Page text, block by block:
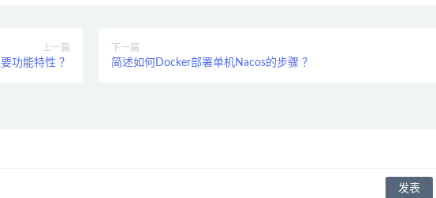
上一篇
功能特性 ？
下一篇
简述如何Docker部署单机Nacos的步骤 ？